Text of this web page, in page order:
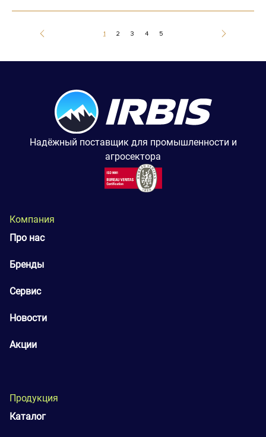
1 2 3 4 5
Надёжный поставщик для промышленности и
агросектора
Компания
Про нас
Бренды
Сервис
Новости
Акции
Продукция
Каталог